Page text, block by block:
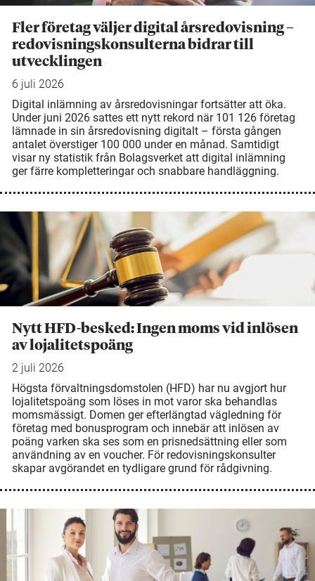
Fler företag väljer digital årsredovisning –
redovisningskonsulterna bidrar till
utvecklingen
6 juli 2026
Digital inlämning av årsredovisningar fortsätter att öka.
Under juni 2026 sattes ett nytt rekord när 101 126 företag
lämnade in sin årsredovisning digitalt – första gången
antalet överstiger 100 000 under en månad. Samtidigt
visar ny statistik från Bolagsverket att digital inlämning
ger färre kompletteringar och snabbare handläggning.
Nytt HFD-besked: Ingen moms vid inlösen
av lojalitetspoäng
2 juli 2026
Högsta förvaltningsdomstolen (HFD) har nu avgjort hur
lojalitetspoäng som löses in mot varor ska behandlas
momsmässigt. Domen ger efterlängtad vägledning för
företag med bonusprogram och innebär att inlösen av
poäng varken ska ses som en prisnedsättning eller som
användning av en voucher. För redovisningskonsulter
skapar avgörandet en tydligare grund för rådgivning.